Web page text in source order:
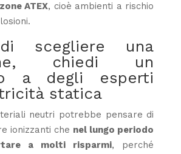
ATEX, cioè ambienti a rischio
scegliere una
chiedi un
a degli esperti
statica
neutri potrebbe pensare di
ionizzanti che nel lungo periodo
a molti risparmi, perché